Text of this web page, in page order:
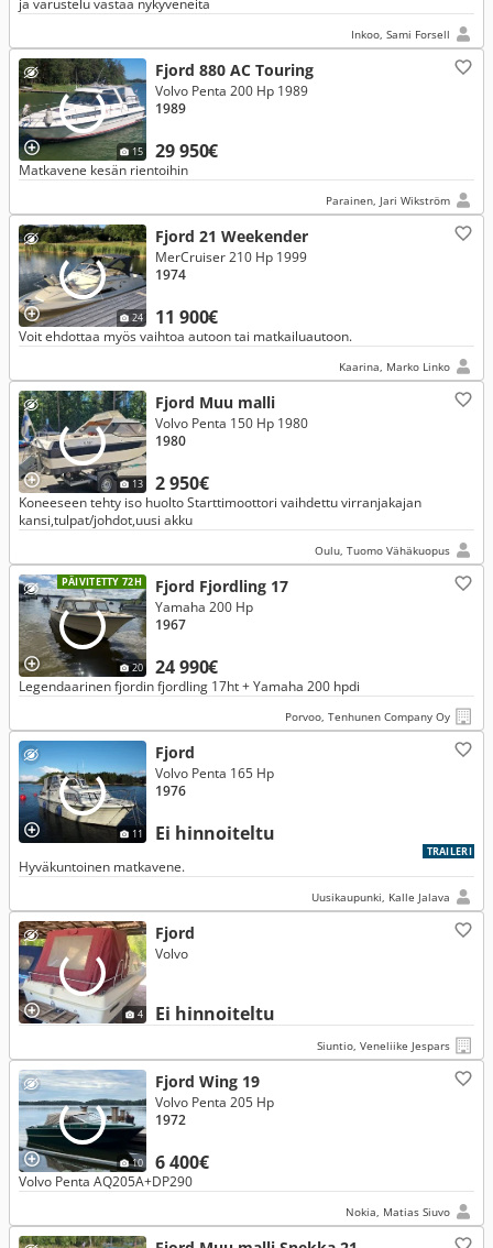
ja varustelu vastaa nykyveneitä
Inkoo, Sami Forsell
15
Fjord 880 AC Touring
29 950€
Volvo Penta 200 Hp 1989
1989
Matkavene kesän rientoihin
Parainen, Jari Wikström
24
Fjord 21 Weekender
11 900€
MerCruiser 210 Hp 1999
1974
Voit ehdottaa myös vaihtoa autoon tai matkailuautoon.
Kaarina, Marko Linko
13
Fjord Muu malli
2 950€
Volvo Penta 150 Hp 1980
1980
Koneeseen tehty iso huolto Starttimoottori vaihdettu virranjakajan
kansi,tulpat/johdot,uusi akku
Oulu, Tuomo Vähäkuopus
PÄIVITETTY 72H
20
Fjord Fjordling 17
24 990€
Yamaha 200 Hp
1967
Legendaarinen fjordin fjordling 17ht + Yamaha 200 hpdi
Porvoo, Tenhunen Company Oy
11
Fjord
Ei hinnoiteltu
Volvo Penta 165 Hp
1976
TRAILERI
Hyväkuntoinen matkavene.
Uusikaupunki, Kalle Jalava
4
Fjord
Ei hinnoiteltu
Volvo
Siuntio, Veneliike Jespars
10
Fjord Wing 19
6 400€
Volvo Penta 205 Hp
1972
Volvo Penta AQ205A+DP290
Nokia, Matias Siuvo